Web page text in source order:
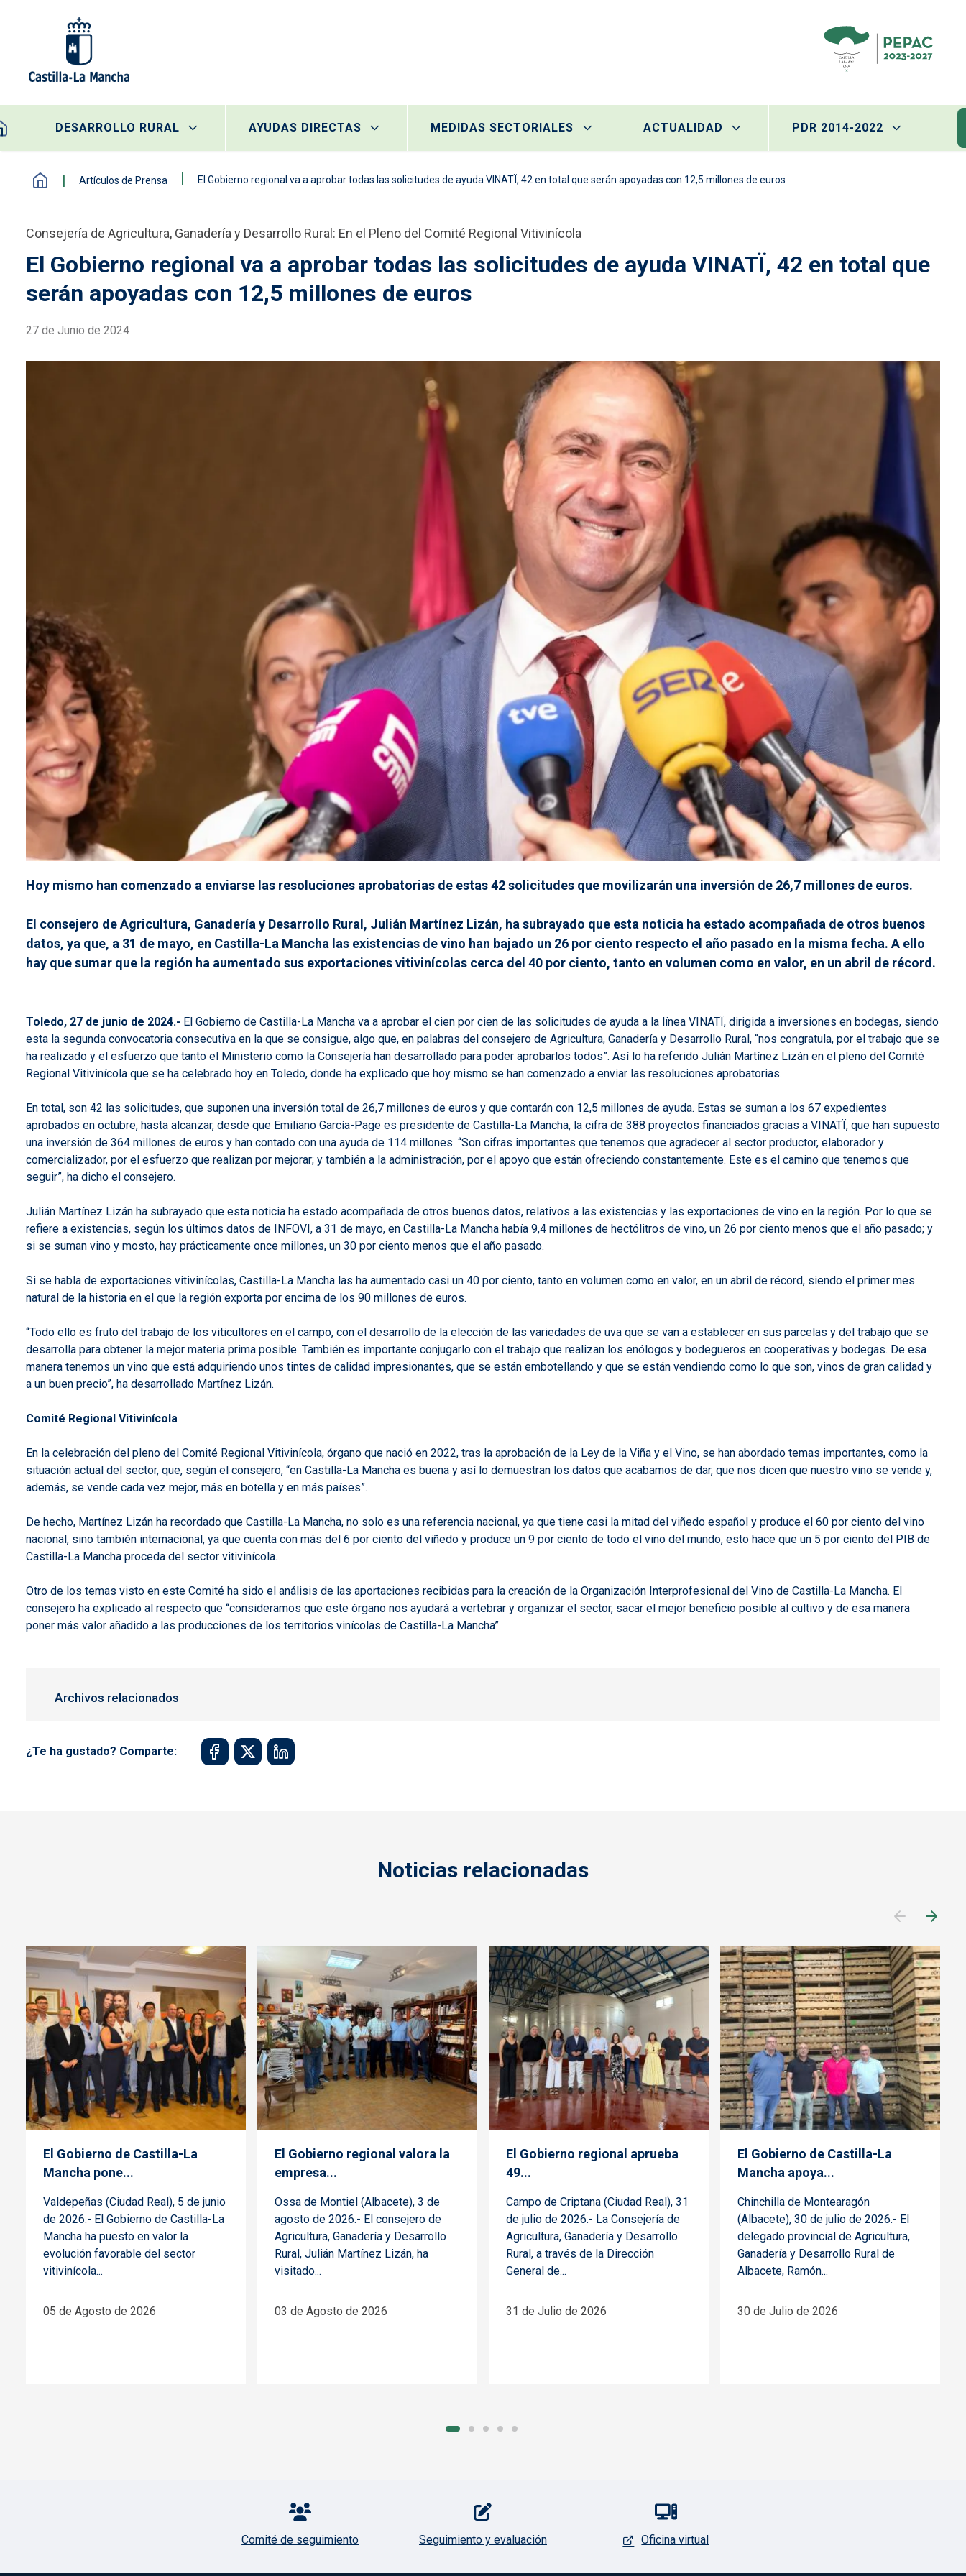
principal
DESARROLLO RURAL AYUDAS DIRECTAS MEDIDAS SECTORIALES ACTUALIDAD PDR 2014-2022
Artículos de Prensa El Gobierno regional va a aprobar todas las solicitudes de ayuda VINATÏ, 42 en total que serán apoyadas con 12,5 millones de euros
Consejería de Agricultura, Ganadería y Desarrollo Rural: En el Pleno del Comité Regional Vitivinícola
El Gobierno regional va a aprobar todas las solicitudes de ayuda VINATÏ, 42 en total que
serán apoyadas con 12,5 millones de euros
27 de Junio de 2024
Hoy mismo han comenzado a enviarse las resoluciones aprobatorias de estas 42 solicitudes que movilizarán una inversión de 26,7 millones de euros.
El consejero de Agricultura, Ganadería y Desarrollo Rural, Julián Martínez Lizán, ha subrayado que esta noticia ha estado acompañada de otros buenos
datos, ya que, a 31 de mayo, en Castilla-La Mancha las existencias de vino han bajado un 26 por ciento respecto el año pasado en la misma fecha. A ello
hay que sumar que la región ha aumentado sus exportaciones vitivinícolas cerca del 40 por ciento, tanto en volumen como en valor, en un abril de récord.
Toledo, 27 de junio de 2024.- El Gobierno de Castilla-La Mancha va a aprobar el cien por cien de las solicitudes de ayuda a la línea VINATÏ, dirigida a inversiones en bodegas, siendo
esta la segunda convocatoria consecutiva en la que se consigue, algo que, en palabras del consejero de Agricultura, Ganadería y Desarrollo Rural, “nos congratula, por el trabajo que se
ha realizado y el esfuerzo que tanto el Ministerio como la Consejería han desarrollado para poder aprobarlos todos”. Así lo ha referido Julián Martínez Lizán en el pleno del Comité
Regional Vitivinícola que se ha celebrado hoy en Toledo, donde ha explicado que hoy mismo se han comenzado a enviar las resoluciones aprobatorias.
En total, son 42 las solicitudes, que suponen una inversión total de 26,7 millones de euros y que contarán con 12,5 millones de ayuda. Estas se suman a los 67 expedientes
aprobados en octubre, hasta alcanzar, desde que Emiliano García-Page es presidente de Castilla-La Mancha, la cifra de 388 proyectos financiados gracias a VINATÏ, que han supuesto
una inversión de 364 millones de euros y han contado con una ayuda de 114 millones. “Son cifras importantes que tenemos que agradecer al sector productor, elaborador y
comercializador, por el esfuerzo que realizan por mejorar; y también a la administración, por el apoyo que están ofreciendo constantemente. Este es el camino que tenemos que
seguir”, ha dicho el consejero.
Julián Martínez Lizán ha subrayado que esta noticia ha estado acompañada de otros buenos datos, relativos a las existencias y las exportaciones de vino en la región. Por lo que se
refiere a existencias, según los últimos datos de INFOVI, a 31 de mayo, en Castilla-La Mancha había 9,4 millones de hectólitros de vino, un 26 por ciento menos que el año pasado; y
si se suman vino y mosto, hay prácticamente once millones, un 30 por ciento menos que el año pasado.
Si se habla de exportaciones vitivinícolas, Castilla-La Mancha las ha aumentado casi un 40 por ciento, tanto en volumen como en valor, en un abril de récord, siendo el primer mes
natural de la historia en el que la región exporta por encima de los 90 millones de euros.
“Todo ello es fruto del trabajo de los viticultores en el campo, con el desarrollo de la elección de las variedades de uva que se van a establecer en sus parcelas y del trabajo que se
desarrolla para obtener la mejor materia prima posible. También es importante conjugarlo con el trabajo que realizan los enólogos y bodegueros en cooperativas y bodegas. De esa
manera tenemos un vino que está adquiriendo unos tintes de calidad impresionantes, que se están embotellando y que se están vendiendo como lo que son, vinos de gran calidad y
a un buen precio”, ha desarrollado Martínez Lizán.
Comité Regional Vitivinícola
En la celebración del pleno del Comité Regional Vitivinícola, órgano que nació en 2022, tras la aprobación de la Ley de la Viña y el Vino, se han abordado temas importantes, como la
situación actual del sector, que, según el consejero, “en Castilla-La Mancha es buena y así lo demuestran los datos que acabamos de dar, que nos dicen que nuestro vino se vende y,
además, se vende cada vez mejor, más en botella y en más países”.
De hecho, Martínez Lizán ha recordado que Castilla-La Mancha, no solo es una referencia nacional, ya que tiene casi la mitad del viñedo español y produce el 60 por ciento del vino
nacional, sino también internacional, ya que cuenta con más del 6 por ciento del viñedo y produce un 9 por ciento de todo el vino del mundo, esto hace que un 5 por ciento del PIB de
Castilla-La Mancha proceda del sector vitivinícola.
Otro de los temas visto en este Comité ha sido el análisis de las aportaciones recibidas para la creación de la Organización Interprofesional del Vino de Castilla-La Mancha. El
consejero ha explicado al respecto que “consideramos que este órgano nos ayudará a vertebrar y organizar el sector, sacar el mejor beneficio posible al cultivo y de esa manera
poner más valor añadido a las producciones de los territorios vinícolas de Castilla-La Mancha”.
Archivos relacionados
¿Te ha gustado? Comparte:
Noticias relacionadas
El Gobierno de Castilla-La
Mancha pone...
Valdepeñas (Ciudad Real), 5 de junio
de 2026.- El Gobierno de Castilla-La
Mancha ha puesto en valor la
evolución favorable del sector
vitivinícola...
05 de Agosto de 2026
El Gobierno regional valora la
empresa...
Ossa de Montiel (Albacete), 3 de
agosto de 2026.- El consejero de
Agricultura, Ganadería y Desarrollo
Rural, Julián Martínez Lizán, ha
visitado...
03 de Agosto de 2026
El Gobierno regional aprueba
49...
Campo de Criptana (Ciudad Real), 31
de julio de 2026.- La Consejería de
Agricultura, Ganadería y Desarrollo
Rural, a través de la Dirección
General de...
31 de Julio de 2026
El Gobierno de Castilla-La
Mancha apoya...
Chinchilla de Montearagón
(Albacete), 30 de julio de 2026.- El
delegado provincial de Agricultura,
Ganadería y Desarrollo Rural de
Albacete, Ramón...
30 de Julio de 2026
Comité de seguimiento Seguimiento y evaluación Oficina virtual